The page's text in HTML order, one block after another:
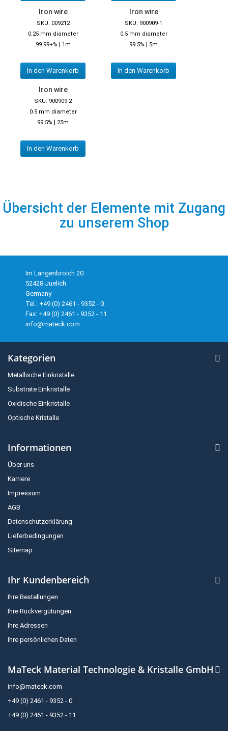
Iron wire
SKU: 009212
0.25 mm diameter
99.99+% | 1m
In den Warenkorb
Iron wire
SKU: 900909-1
0.5 mm diameter
99.5% | 5m
In den Warenkorb
Iron wire
SKU: 900909-2
0.5 mm diameter
99.5% | 25m
In den Warenkorb
Übersicht der Elemente mit Zugang
zu unserem Shop
Im Langenbroich 20
52428 Juelich
Germany
Tel.: +49 (0) 2461 - 9352 - 0
Fax: +49 (0) 2461 - 9352 - 11
info@mateck.com
Kategorien
Metallische Einkristalle
Substrate Einkristalle
Oxidische Einkristalle
Optische Kristalle
Informationen
Über uns
Karriere
Impressum
AGB
Datenschutzerklärung
Lieferbedingungen
Sitemap
Ihr Kundenbereich
Ihre Bestellungen
Ihre Rückvergütungen
Ihre Adressen
Ihre persönlichen Daten
MaTeck Material Technologie & Kristalle GmbH
info@mateck.com
+49 (0) 2461 - 9352 - 0
+49 (0) 2461 - 9352 - 11